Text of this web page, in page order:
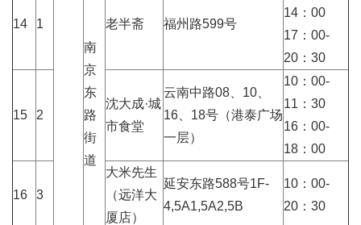
14
1
南
京
东
路
街
道
老半斋 福州路599号
14：00
17：00-
20：30
15 2
沈大成·城
市食堂
云南中路08、10、
16、18号（港泰广场
一层）
10：00-
11：30
16：00-
18：00
16 3
大米先生
（远洋大
厦店）
延安东路588号1F-
4,5A1,5A2,5B
10：00-
20：30